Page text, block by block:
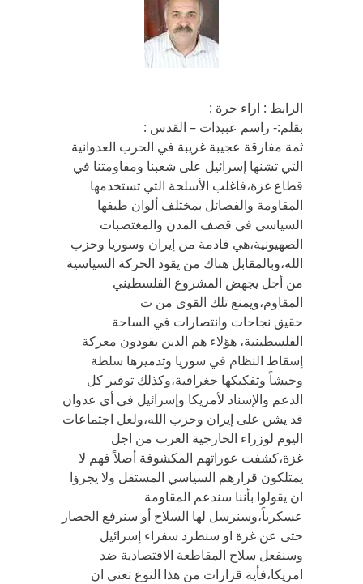
الرابط : اراء حرة :
بقلم:- راسم عبيدات – القدس :
ثمة مفارقة عجيبة غريبة في الحرب العدوانية
التي تشنها إسرائيل على شعبنا ومقاومتنا في
قطاع غزة،فاغلب الأسلحة التي تستخدمها
المقاومة والفصائل بمختلف ألوان طيفها
السياسي في قصف المدن والمغتصبات
الصهيونية،هي قادمة من إيران وسوريا وحزب
الله،وبالمقابل هناك من يقود الحركة السياسية
من أجل يجهض المشروع الفلسطيني
المقاوم،ويمنع تلك القوى من ت
حقيق نجاحات وانتصارات في الساحة
الفلسطينية، هؤلاء هم الذين يقودون معركة
إسقاط النظام في سوريا وتدميرها سلطة
وجيشاً وتفكيكها جغرافية،وكذلك توفير كل
الدعم والإسناد لأمريكا وإسرائيل في أي عدوان
قد يشن على إيران وحزب الله،ولعل اجتماعات
اليوم لوزراء الخارجية العرب من اجل
غزة،كشفت عوراتهم المكشوفة أصلاً فهم لا
يمتلكون قرارهم السياسي المستقل ولا يجرؤا
ان يقولوا بأننا سندعم المقاومة
عسكرياً،وسنرسل لها السلاح أو سنرفع الحصار
حتى عن غزة او سنطرد سفراء إسرائيل
وسنفعل سلاح المقاطعة الاقتصادية ضد
امريكا،فأية قرارات من هذا النوع تعني ان